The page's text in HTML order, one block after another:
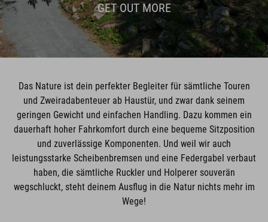
GET OUT MORE
Das Nature ist dein perfekter Begleiter für sämtliche Touren
und Zweiradabenteuer ab Haustür, und zwar dank seinem
geringen Gewicht und einfachen Handling. Dazu kommen ein
dauerhaft hoher Fahrkomfort durch eine bequeme Sitzposition
und zuverlässige Komponenten. Und weil wir auch
leistungsstarke Scheibenbremsen und eine Federgabel verbaut
haben, die sämtliche Ruckler und Holperer souverän
wegschluckt, steht deinem Ausflug in die Natur nichts mehr im
Wege!